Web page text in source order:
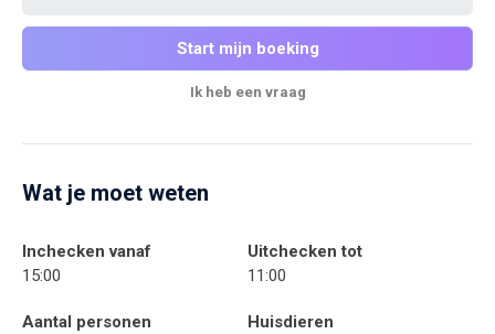
Start mijn boeking
Ik heb een vraag
Wat je moet weten
Inchecken vanaf
15:00
Uitchecken tot
11:00
Aantal personen
Huisdieren